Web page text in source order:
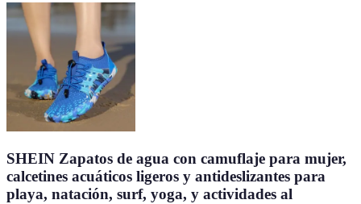
SHEIN Zapatos de agua con camuflaje para mujer,
calcetines acuáticos ligeros y antideslizantes para
playa, natación, surf, yoga, y actividades al